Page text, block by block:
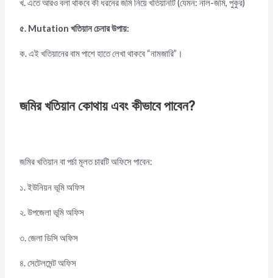
খ. এতে আরও বলা থাকবে কী ধরনের জমি নিয়ে খতিয়ানটি (যেমন: নাল-জমি, পুকুর)
৫. Mutation খতিয়ান চেনার উপায়:
ক. এই খতিয়ানের বাম পাশে হাতে লেখা থাকবে “নামজারি”।
জমির খতিয়ান কোথায় এবং কীভাবে পাবেন?
জমির খতিয়ান বা পর্চা মূলত চারটি অফিসে পাবেন:
১. ইউনিয়ন ভূমি অফিস
২. উপজেলা ভূমি অফিস
৩. জেলা ডিসি অফিস
৪. সেটেলমেন্ট অফিস